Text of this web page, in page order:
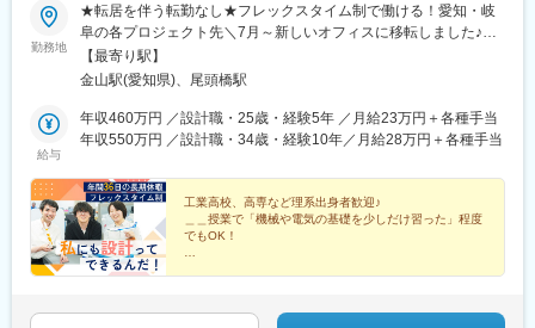
勤務地
★転居を伴う転勤なし★フレックスタイム制で働ける！愛知・岐
阜の各プロジェクト先＼7月～新しいオフィスに移転しました♪／
【本社】愛知県名古屋市中区正木4-8-7 れんが橋ビル6階★最寄り
駅：金山駅＼＼ココも見てみて！／／☆今、遠方にお住いの方も
に実施◇住居の選定のサポート ※内定後┗「このエリアは生活に
便利」「○○には何があるよ」など、 土地勘のない新入社員へ地
手当） ※社内規定あり北海道から沖縄まで、全国各地から入社す
る社員多数！既に入社が決まっているメンバーも他県住まいの方
で、岡山、新潟、鳥取、東京などです。【勤務地の一例】配属先
は希望を考慮のうえ、決定します。基本的には本人が望まない限
り、転勤はないのでご安心ください。＜愛知県＞名古屋市港区／
＞各務原市※車通勤OK（駐車場完備／配属先による）※受動喫煙対
【最寄り駅】
金山駅(愛知県)、尾頭橋駅
給与
年収460万円 ／設計職・25歳・経験5年 ／月給23万円＋各種手当
年収550万円 ／設計職・34歳・経験10年／月給28万円＋各種手当
工業高校、高専など理系出身者歓迎♪
＿＿授業で「機械や電気の基礎を少しだけ習った」程度
でもOK！
◆有給取得率90％以上